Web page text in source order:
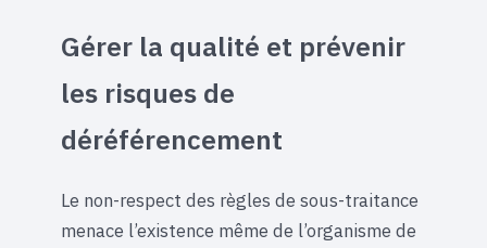
Gérer la qualité et prévenir
les risques de
déréférencement
Le non-respect des règles de sous-traitance
menace l’existence même de l’organisme de